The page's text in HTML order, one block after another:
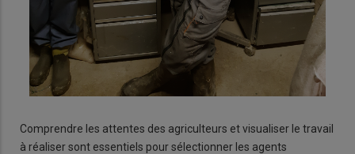
Comprendre les attentes des agriculteurs et visualiser le travail
à réaliser sont essentiels pour sélectionner les agents